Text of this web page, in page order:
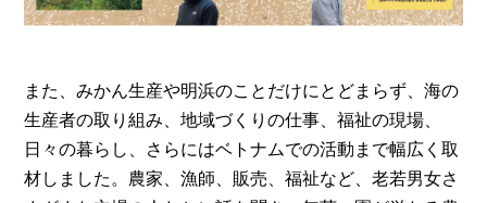
また、みかん生産や明浜のことだけにとどまらず、海の
生産者の取り組み、地域づくりの仕事、福祉の現場、
日々の暮らし、さらにはベトナムでの活動まで幅広く取
材しました。農家、漁師、販売、福祉など、老若男女さ